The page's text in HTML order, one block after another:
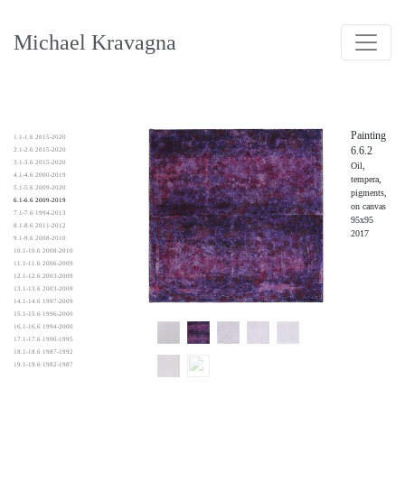
Michael Kravagna
1.1-1.6 2015-2020
2.1-2.6 2015-2020
3.1-3.6 2015-2020
4.1-4.6 2000-2019
5.1-5.6 2009-2020
6.1-6.6 2009-2019
7.1-7.6 1994-2013
8.1-8.6 2011-2012
9.1-9.6 2008-2010
10.1-10.6 2008-2010
11.1-11.6 2006-2009
12.1-12.6 2003-2009
13.1-13.6 2003-2009
14.1-14.6 1997-2009
15.1-15.6 1996-2000
16.1-16.6 1994-2000
17.1-17.6 1990-1995
18.1-18.6 1987-1992
19.1-19.6 1982-1987
Painting
6.6.2
Oil,
tempera,
pigments,
on canvas
95x95
2017